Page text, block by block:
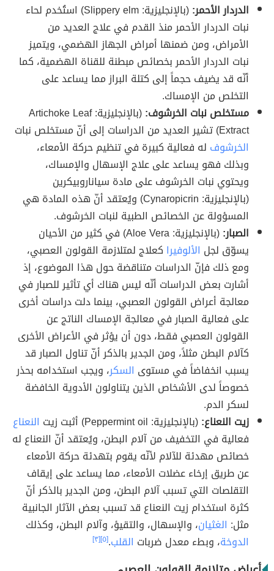
الدردار الأحمر:
(بالإنجليزية: Slippery elm) استُخدم لحاء
نبات الدردار الأحمر منذ القدم في علاج العديد من
الأمراض، ومن ضمنها أمراض الجهاز الهضمي، ويتميز
نبات الدردار الأحمر بخصائص مبطنة للقناة الهضمية، كما
أنّه قد يضيف حجماً إلى كتلة البراز مما يساعد على
التخلص من الإمساك.
مستخلص نبات الخرشوف:
(بالإنجليزية: Artichoke Leaf
Extract) تشير العديد من الدراسات إلى أنّ مستخلص نبات
الخرشوف له فعالية كبيرة في تنظيم حركة الأمعاء،
وبذلك فهو يساعد على علاج الإسهال والإمساك،
ويحتوي نبات الخرشوف على مادة سياناروبيكرين
(بالإنجليزية: Cynaropicrin) ويُعتقد أنّ هذه المادة هي
المسؤولة عن الخصائص الطبية لنبات الخرشوف.
الصبار:
(بالإنجليزية: Aloe Vera) في كثير من الأحيان
يسوّق لجل الألوفيرا كعلاج لمتلازمة القولون العصبي،
ومع ذلك فإنّ الدراسات متناقضة حول هذا الموضوع، إذ
أشارت بعض الدراسات أنّه ليس هناك أي تأثير للصبار في
معالجة أعراض القولون العصبي، بينما دلت دراسات أخرى
على فعالية الصبار في معالجة الإمساك الناتج عن
القولون العصبي فقط، دون أن يؤثر في الأعراض الأخرى
كآلام البطن مثلاً، ومن الجدير بالذكر أنّ تناول الصبار قد
يسبب انخفاضاً في مستوى السكر، ويجب استخدامه بحذر
خصوصاً لدى الأشخاص الذين يتناولون الأدوية الخافضة
لسكر الدم.
زيت النعناع:(بالإنجليزية: Peppermint oil) أثبت زيت
النعناع
فعالية في التخفيف من آلام البطن، ويُعتقد أنّ النعناع له
خصائص مهدئة للآلام لأنّه يقوم بتهدئة حركة الأمعاء
عن طريق إرخاء عضلات الأمعاء، مما يساعد على إيقاف
التقلصات التي تسبب آلام البطن، ومن الجدير بالذكر أنّ
كثرة استخدام زيت النعناع قد تسبب بعض الآثار الجانبية
مثل: الغثيان، والإسهال، والتقيؤ، وآلام البطن، وكذلك
الدوخة، وبطء معدل ضربات القلب.[٥] [٣]